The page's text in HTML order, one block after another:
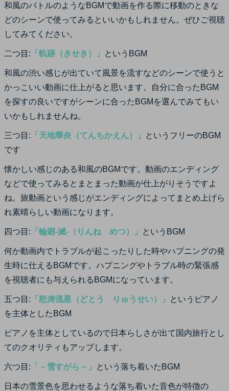
和風のバトルのようなBGMで動画を作る際に移動のときな
どのシーンで使ってみるといいかもしれません。ぜひご視聴
してみてください。
二つ目: 「軌跡（きせき）」 というBGM
和風の渋い感じが出ていて風景を流すなどのシーンで使うと
かっこいい動画に仕上がると思います。自分に合ったBGM
を探すの良いですがシーンに合ったBGMを選んでみてもい
いかもしれませんね。
三つ目: 「天地華炎（てんちかえん）」
というフリーのBGM
です
懐かしい感じのある和風のBGMです。動画のエンディング
などで使ってみるとまとまった動画が仕上がりそうですよ
ね。旅動画という感じがエンディングによってまとめ上げら
れ素晴らしい動画になります。
四つ目: 「輪廻-滅-（りんね めつ）」 というBGM
何か動画内でトラブルが起こったりした時やハプニングの発
生時に仕えるBGMです。ハプニングやトラブル時の緊張感
を視聴者にも与えられるBGMになっています。
五つ目: 「怒涛流星（どとう りゅうせい）」
というピアノ
を主体としたBGM
ピアノを主体としているので日本らしさが出て国内旅行とし
てのクオリティもアップします。
六つ目: 「－雪すがら－」 という落ち着いたBGM
日本の雪景色を思わせるような落ち着いた音色が特徴の